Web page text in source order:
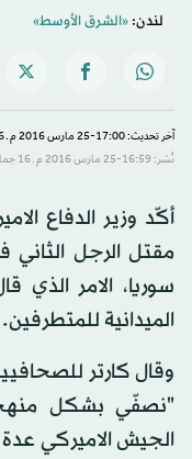
لندن:«الشرق الأوسط»
آخر تحديث: 17:00-25 مارس 2016 م ـ 16 جمادى الآخرة 1437 هـ
نُشر: 16:59-25 مارس 2016 م ـ 16 جمادى الآخرة 1437 هـ
أكّد وزير الدفاع
مقتل الرجل
سوريا، الامر
الميدانية للمتطرفين.
وقال كارتر
"نصفّي بشكل
الجيش الاميركي عدة